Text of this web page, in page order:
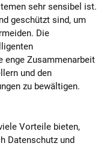
sehr sensibel ist.
geschützt sind, um
Die
enge Zusammenarbeit
und den
zu bewältigen.
Vorteile bieten,
Datenschutz und